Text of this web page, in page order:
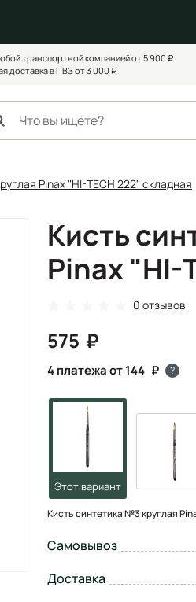
транспортной компанией от 5 900 ₽
доставка в ПВЗ от 3 000 ₽
Pinax "HI-TECH 222" складная
Кисть
Pinax "HI-
0 отзывов
575
4 платежа от 144 ?
Кисть синтетика №3 круглая
Самовывоз
Доставка